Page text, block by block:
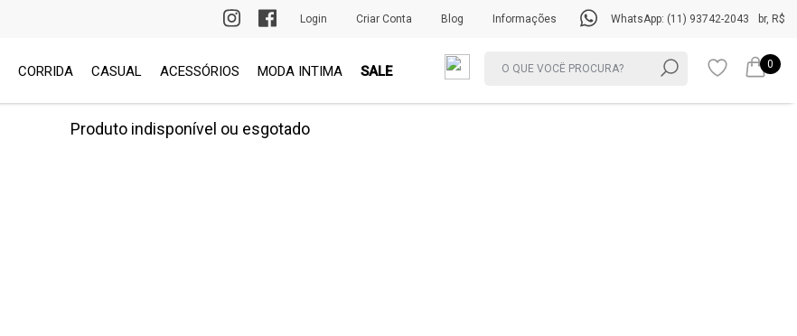
PRIMEIRA TROCA GRÁTIS br, R$
WhatsApp: (11) 93742-2043
Informações
Blog
Criar Conta
Login
CORRIDA CASUAL ACESSÓRIOS MODA INTIMA SALE 0
Produto indisponível ou esgotado